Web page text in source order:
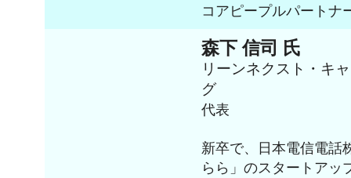
コアピープルパートナ
森下 信司 氏
リーンネクスト・キ
グ
代表
新卒で、日本電信電話
らら」のスタートアッ